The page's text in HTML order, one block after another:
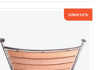
SPAR 10%